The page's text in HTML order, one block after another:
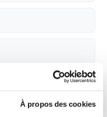
À propos des cookies